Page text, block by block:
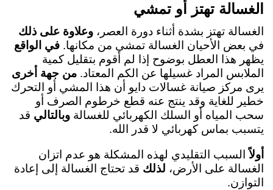
الغسالة تهتز أو تمشي
الغسالة تهتز بشدة أثناء دورة العصر، وعلاوة على ذلك
في بعض الأحيان الغسالة تمشي من مكانها. في الواقع
يظهر هذا العطل بوضوح إذا لم أقوم بتقليل كمية
الملابس المراد غسيلها عن الكم المعتاد. من جهة أخرى
يرى مركز صيانة غسالات دايو أن هذا المشي أو التحرك
خطير للغاية وقد ينتج عنه قطع خرطوم الصرف أو
سحب المياه أو السلك الكهربائي للغسالة وبالتالي قد
يتسبب بماس كهربائي لا قدر الله.
أولاً السبب التقليدي لهذه المشكلة هو عدم اتزان
الغسالة على الأرض، لذلك قد تحتاج الغسالة إلى إعادة
التوازن.